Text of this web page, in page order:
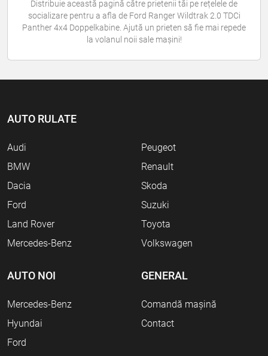
Distribuie această pagină către prietenii tăi pe rețelele de
socializare pentru a afla de Ford Ranger Wildtrak 2.0 TDCi
Panther 4x4 Doppelkabine. Ajută un prieten să fie mai repede
la volanul noii sale mașini!
AUTO RULATE
Audi
BMW
Dacia
Ford
Land Rover
Mercedes-Benz
Peugeot
Renault
Skoda
Suzuki
Toyota
Volkswagen
AUTO NOI
Mercedes-Benz
Hyundai
Ford
GENERAL
Comandă mașină
Contact